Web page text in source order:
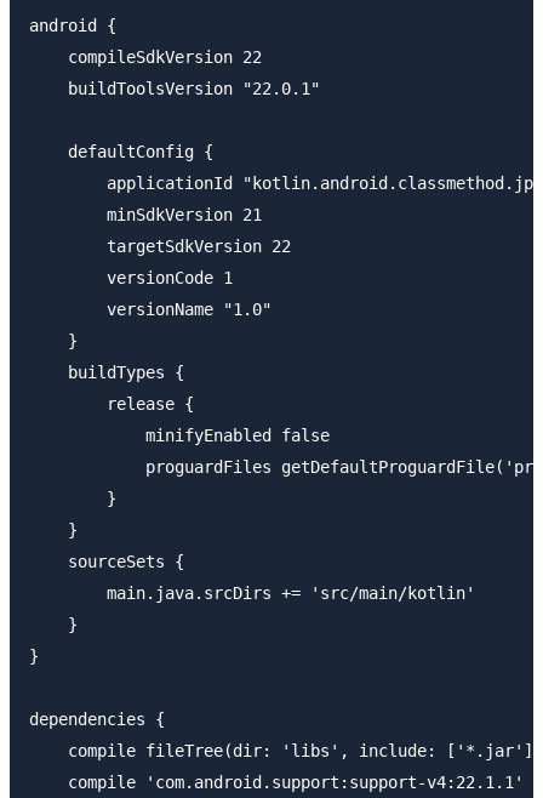
android {
    compileSdkVersion 22
    buildToolsVersion "22.0.1"
    defaultConfig {
applicationId
        minSdkVersion 21
        targetSdkVersion 22
        versionCode 1
        versionName "1.0"
    }
    buildTypes {
        release {
            minifyEnabled false
proguardFiles
        }
    }
    sourceSets {
        main.java.srcDirs += 'src/main/kotlin'
    }
}
dependencies {
    compile fileTree(dir: 'libs', include: ['*.jar'])
    compile 'com.android.support:support-v4:22.1.1'